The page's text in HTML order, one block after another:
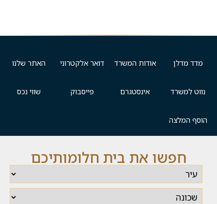
מדד מדלן אודות המשרד דואר אלקטרוני האתר שלנו
נווט למשרד אינסטגרם פייסבוק שווי נכס
הוסף המלצה
חפשו את בית חלומותיכם